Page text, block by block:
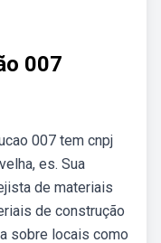
007
007 tem cnpj
es. Sua
de materiais
de construção
sobre locais como